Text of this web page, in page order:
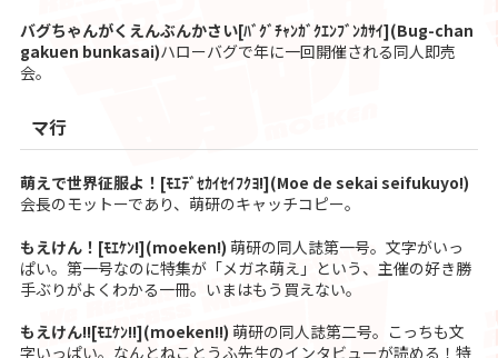
バグちゃんがくえんぶんかさい[ﾊﾞｸﾞﾁｬﾝｶﾞｸｴﾝﾌﾞﾝｶｻｲ](Bug-chan
gakuen bunkasai)ハローバグで年に一回開催される同人即売
会。
マ行
萌えで世界征服よ！[ﾓｴﾃﾞｾｶｲｾｲﾌｸﾖ!](Moe de sekai seifukuyo!)
会長のモットーであり、萌研のキャッチコピー。
もえけん！[ﾓｴｹﾝ!](moeken!) 萌研の同人誌第一号。文字がいっ
ぱい。第一号なのに特集が「メガネ萌え」という、主催の好き勝
手ぶりがよくわかる一冊。いまはもう買えない。
もえけん!![ﾓｴｹﾝ!!](moeken!!) 萌研の同人誌第二号。こっちも文
字いっぱい。なんとねことうふ先生のインタビューが読める！特